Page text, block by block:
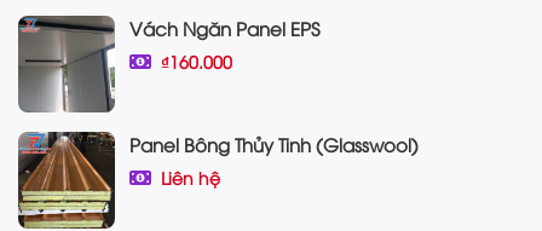
Vách Ngăn Panel EPS
₫160.000
Panel Bông Thủy Tinh (Glasswool)
Liên hệ